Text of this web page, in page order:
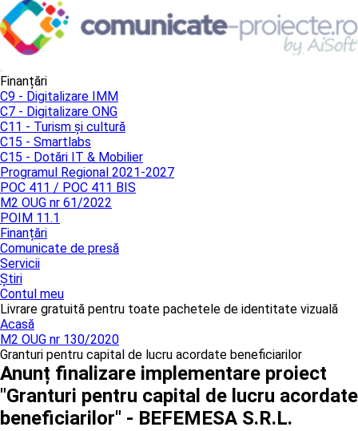
Finanțări
C9 - Digitalizare IMM
C7 - Digitalizare ONG
C11 - Turism și cultură
C15 - Smartlabs
C15 - Dotări IT & Mobilier
Programul Regional 2021-2027
POC 411 / POC 411 BIS
M2 OUG nr 61/2022
POIM 11.1
Finanțări
Comunicate de presă
Servicii
Știri
Contul meu
Livrare gratuită pentru toate pachetele de identitate vizuală
Acasă
M2 OUG nr 130/2020
Granturi pentru capital de lucru acordate beneficiarilor
Anunț finalizare implementare proiect
"Granturi pentru capital de lucru acordate
beneficiarilor" - BEFEMESA S.R.L.